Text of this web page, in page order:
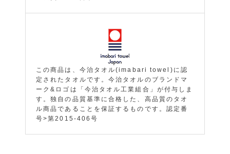
この商品は、今治タオル(imabari towel)に認
定されたタオルです。今治タオルのブランドマ
ーク&ロゴは「今治タオル工業組合」が付与しま
す。独自の品質基準に合格した、高品質のタオ
ル商品であることを保証するものです。認定番
号>第2015-406号